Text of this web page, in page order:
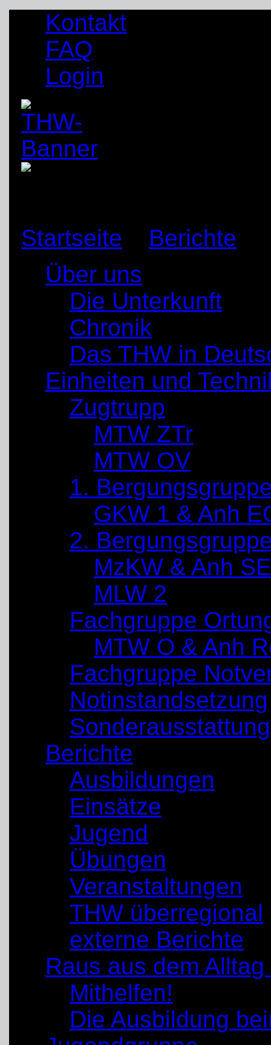
Kontakt
FAQ
Login
Startseite Berichte
Über uns
Die Unterkunft
Chronik
Das THW in
Einheiten und
Zugtrupp
MTW ZTr
MTW OV
1.
GKW 1 & Anh
2.
MzKW & Anh
MLW 2
Fachgruppe
MTW O & Anh
Fachgruppe
Notinstandsetzung
Sonderausstattung
Berichte
Ausbildungen
Einsätze
Jugend
Übungen
Veranstaltungen
THW überregional
externe Berichte
Raus aus dem
Mithelfen!
Die Ausbildung